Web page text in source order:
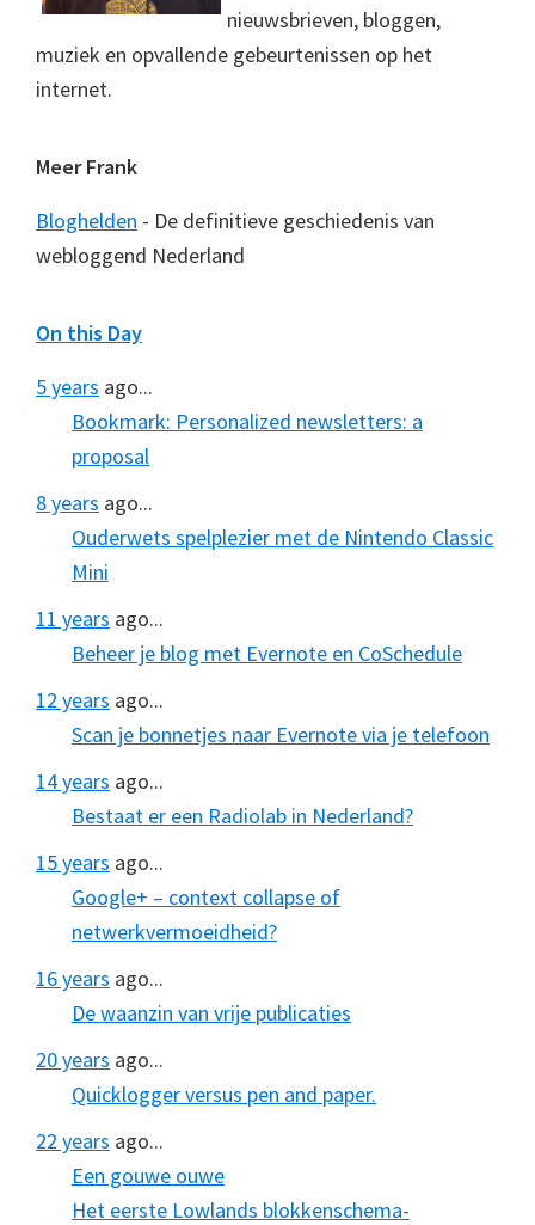
nieuwsbrieven, bloggen,
muziek en opvallende gebeurtenissen op het
internet.
Meer Frank
Bloghelden - De definitieve geschiedenis van
webloggend Nederland
On this Day
5 years ago...
Bookmark: Personalized newsletters: a
proposal
8 years ago...
Ouderwets spelplezier met de Nintendo Classic
Mini
11 years ago...
Beheer je blog met Evernote en CoSchedule
12 years ago...
Scan je bonnetjes naar Evernote via je telefoon
14 years ago...
Bestaat er een Radiolab in Nederland?
15 years ago...
Google+ – context collapse of
netwerkvermoeidheid?
16 years ago...
De waanzin van vrije publicaties
20 years ago...
Quicklogger versus pen and paper.
22 years ago...
Een gouwe ouwe
Het eerste Lowlands blokkenschema-